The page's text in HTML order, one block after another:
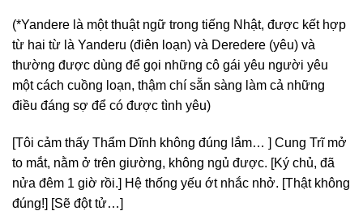
(*Yandere là một thuật ngữ trong tiếng Nhật, được kết hợp
từ hai từ là Yanderu (điên loạn) và Deredere (yêu) và
thường được dùng để gọi những cô gái yêu người yêu
một cách cuồng loạn, thậm chí sẵn sàng làm cả những
điều đáng sợ để có được tình yêu)
[Tôi cảm thấy Thẩm Dĩnh không đúng lắm… ] Cung Trĩ mở
to mắt, nằm ở trên giường, không ngủ được. [Ký chủ, đã
nửa đêm 1 giờ rồi.] Hệ thống yếu ớt nhắc nhở. [Thật không
đúng!] [Sẽ đột tử…]